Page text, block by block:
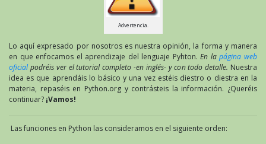
Advertencia.
Lo aquí expresado por nosotros es nuestra opinión, la forma y manera
en que enfocamos el aprendizaje del lenguaje Pyhton.En lapágina web
oficialpodréis ver el tutorial completo -en inglés- y con todo detalle. Nuestra
idea es que aprendáis lo básico y una vez estéis diestro o diestra en la
materia, repaséis en Python.org y contrásteis la información. ¿Queréis
continuar? ¡Vamos!
Las funciones en Python las consideramos en el siguiente orden: